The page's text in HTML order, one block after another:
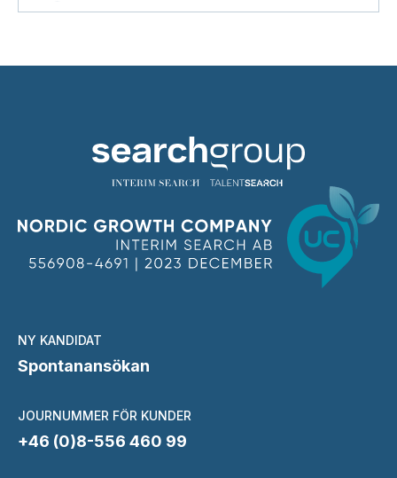
NY KANDIDAT
Spontanansökan
JOURNUMMER FÖR KUNDER
+46 (0)8-556 460 99